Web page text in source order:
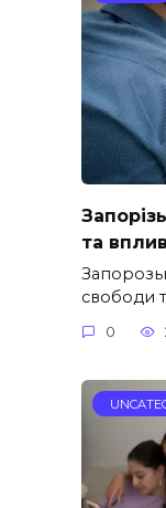
та
свободи
0